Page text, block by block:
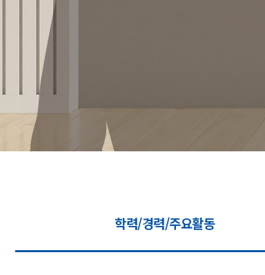
학력/경력/주요활동